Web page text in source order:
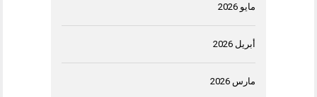
مايو 2026
أبريل 2026
مارس 2026